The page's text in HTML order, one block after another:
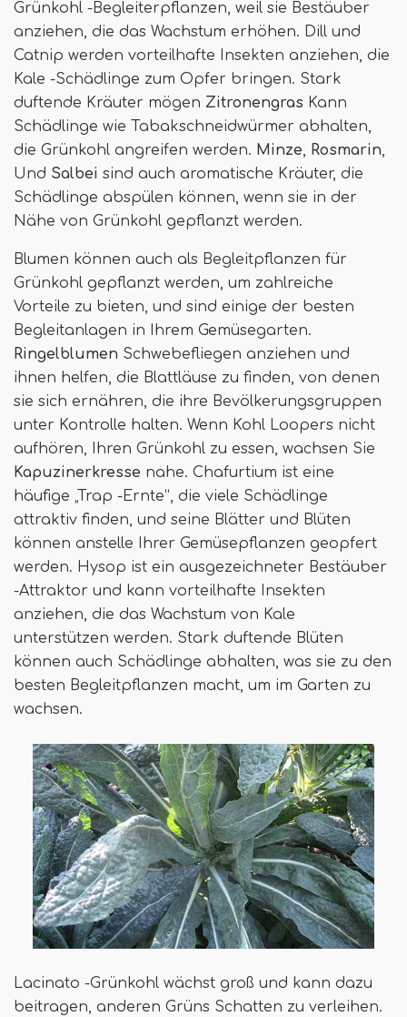
Grünkohl -Begleiterpflanzen, weil sie Bestäuber
anziehen, die das Wachstum erhöhen. Dill und
Catnip werden vorteilhafte Insekten anziehen, die
Kale -Schädlinge zum Opfer bringen. Stark
duftende Kräuter mögen Zitronengras Kann
Schädlinge wie Tabakschneidwürmer abhalten,
die Grünkohl angreifen werden. Minze, Rosmarin,
Und Salbei sind auch aromatische Kräuter, die
Schädlinge abspülen können, wenn sie in der
Nähe von Grünkohl gepflanzt werden.
Blumen können auch als Begleitpflanzen für
Grünkohl gepflanzt werden, um zahlreiche
Vorteile zu bieten, und sind einige der besten
Begleitanlagen in Ihrem Gemüsegarten.
Ringelblumen Schwebefliegen anziehen und
ihnen helfen, die Blattläuse zu finden, von denen
sie sich ernähren, die ihre Bevölkerungsgruppen
unter Kontrolle halten. Wenn Kohl Loopers nicht
aufhören, Ihren Grünkohl zu essen, wachsen Sie
Kapuzinerkresse nahe. Chafurtium ist eine
häufige „Trap -Ernte“, die viele Schädlinge
attraktiv finden, und seine Blätter und Blüten
können anstelle Ihrer Gemüsepflanzen geopfert
werden. Hysop ist ein ausgezeichneter Bestäuber
-Attraktor und kann vorteilhafte Insekten
anziehen, die das Wachstum von Kale
unterstützen werden. Stark duftende Blüten
können auch Schädlinge abhalten, was sie zu den
besten Begleitpflanzen macht, um im Garten zu
wachsen.
Lacinato -Grünkohl wächst groß und kann dazu
beitragen, anderen Grüns Schatten zu verleihen.